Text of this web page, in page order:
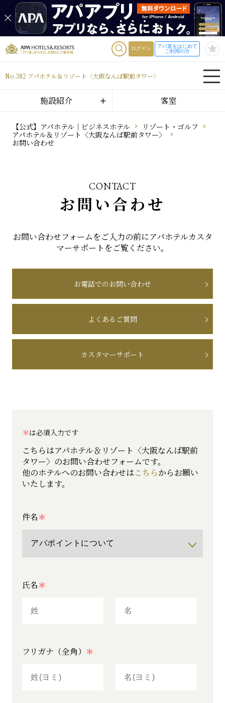
ログイン
アパ直をはじめて
ご利用の方
No.382 アパホテル＆リゾート〈大阪なんば駅前タワー〉
施設紹介 客室
【公式】アパホテル｜ビジネスホテル
リゾート・ゴルフ
アパホテル＆リゾート〈大阪なんば駅前タワー〉
お問い合わせ
CONTACT
お問い合わせ
お問い合わせフォームをご入力の前にアパホテルカスタ
マーサポートをご覧ください。
お電話でのお問い合わせ
よくあるご質問
カスタマーサポート
は必須入力です
こちらはアパホテル＆リゾート〈大阪なんば駅前
タワー〉のお問い合わせフォームです。
他のホテルへのお問い合わせはこちらからお願い
いたします。
件名
氏名
フリガナ（全角）